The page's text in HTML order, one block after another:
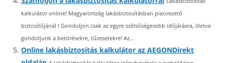
kalkulátor online! Magyarország lakásbiztosításban piacvezető
biztosítójánál ! Gondoljon csak az egyre szélsőségesebb időjárásra, illetve
gondoljunk a betörésekre, tűzesetekre! Az...
Online lakásbiztosítás kalkulátor az AEGONDirekt